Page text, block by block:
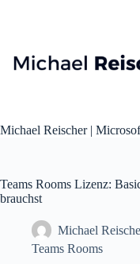
Michael Reischer |
Teams Rooms Lizenz:
brauchst
Michael
Teams Rooms